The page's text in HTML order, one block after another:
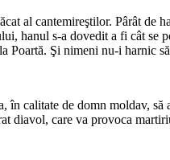
al cantemireştilor. Pârât de
hanul s-a dovedit a fi cât se
Poartă. Şi nimeni nu-i harnic
calitate de domn moldav,
diavol, care va provoca